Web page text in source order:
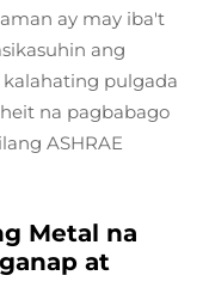
ay may iba't
ang
pulgada
na pagbabago
ASHRAE
Metal na
at